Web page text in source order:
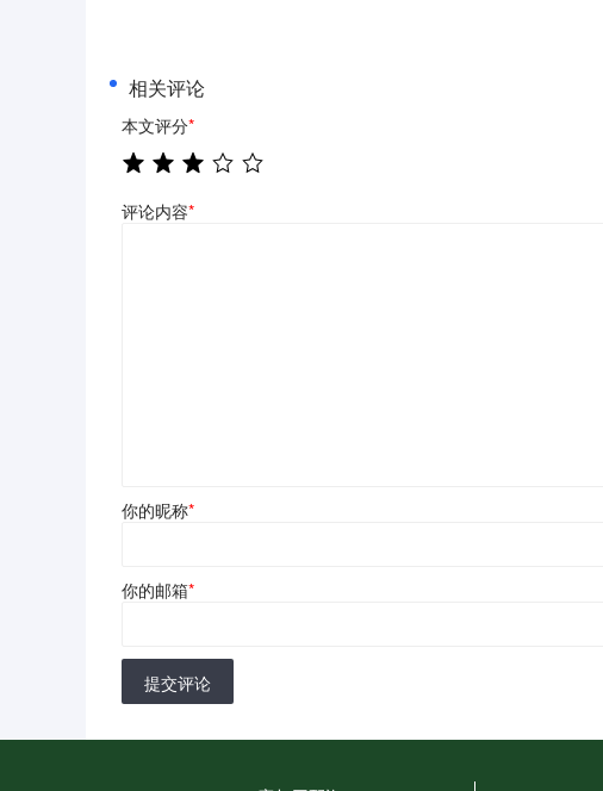
相关评论
本文评分*
评论内容*
你的昵称*
你的邮箱*
提交评论